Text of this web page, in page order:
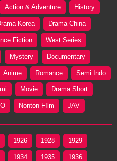
Action & Adventure History
Korea Drama China
Fiction West Series
Mystery Documentary
Anime Romance Semi Indo
Movie Drama Short
Nonton FIlm JAV
1926 1928 1929
1934 1935 1936